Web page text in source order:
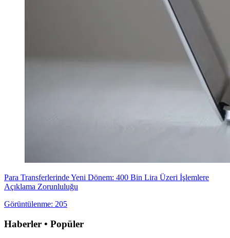
Para Transferlerinde Yeni Dönem: 400 Bin Lira Üzeri İşlemlere
Açıklama Zorunluluğu
Görüntülenme: 205
Haberler • Popüler